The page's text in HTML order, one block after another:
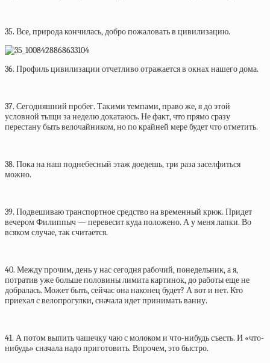
35. Все, природа кончилась, добро пожаловать в цивилизацию.
36. Профиль цивилизации отчетливо отражается в окнах нашего дома.
37. Сегодняшний пробег. Такими темпами, право же, я до этой
условной тыщи за неделю докатаюсь. Не факт, что прямо сразу
перестану быть велочайником, но по крайней мере будет что отметить.
38. Пока на наш поднебесный этаж доедешь, три раза заселфиться
можно.
39. Подвешиваю транспортное средство на временный крюк. Придет
вечером Филиппыч — перевесит куда положено. А у меня лапки. Во
всяком случае, так считается.
40. Между прочим, день у нас сегодня рабочий, понедельник, а я,
потратив уже больше половины лимита картинок, до работы еще не
добралась. Может быть, сейчас она наконец будет? А вот и нет. Кто
приехал с велопрогулки, сначала идет принимать ванну.
41. А потом выпить чашечку чаю с молоком и что-нибудь съесть. И «что-
нибудь» сначала надо приготовить. Впрочем, это быстро.